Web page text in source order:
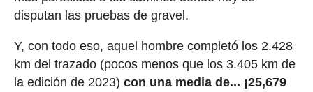
disputan las pruebas de gravel.
Y, con todo eso, aquel hombre completó los 2.428
km del trazado (pocos menos que los 3.405 km de
la edición de 2023) con una media de... ¡25,679